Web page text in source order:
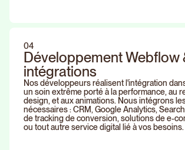
04
Développement Webflow
intégrations
Nos développeurs réalisent l'intégration
un soin extrême porté à la performance, au
design, et aux animations. Nous intégrons
nécessaires : CRM, Google Analytics,
de tracking de conversion, solutions de e-
ou tout autre service digital lié à vos besoins.